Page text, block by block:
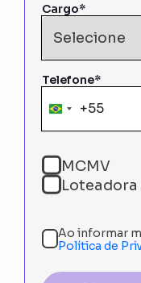
Cargo*
Telefone*
Brazil
+55
+55
MCMV
Loteadora
Ao informar
Política de